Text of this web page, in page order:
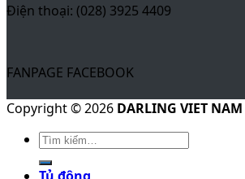
Smart Inverter – Ngăn
Smart Freezer 2 ngăn
Tủ đông ống đồng
Tủ đông Inverter 1
Tủ đông Inverter 2 ngăn
Tủ đông ống đồng 1
Tủ đông ống đồng 2